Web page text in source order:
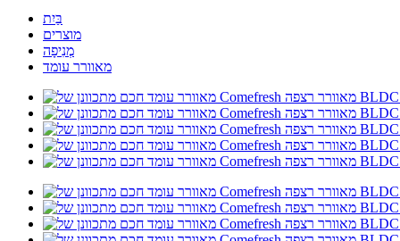
בַּיִת
מוצרים
מְנִיפָה
מאוורר עומד